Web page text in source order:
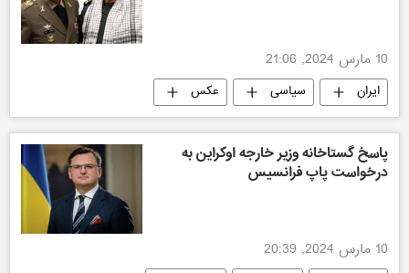
10 مارس 2024, 21:06
ایران سیاسی عکس
پاسخ گستاخانه وزیر خارجه اوکراین به
درخواست پاپ فرانسیس
10 مارس 2024, 20:39